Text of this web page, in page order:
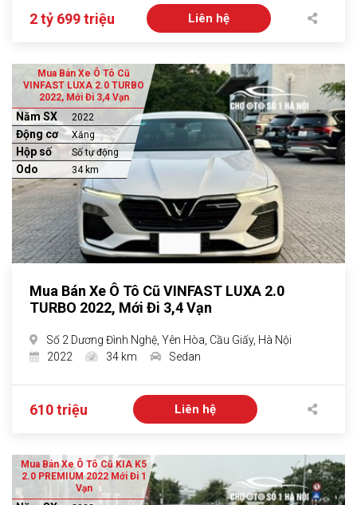
2 tỷ 699 triệu Liên hệ
Mua Bán Xe Ô Tô Cũ
VINFAST LUXA 2.0 TURBO
2022, Mới Đi 3,4 Vạn
Năm SX 2022
Động cơ Xăng
Hộp số Số tự động
Odo 34 km
Mua Bán Xe Ô Tô Cũ VINFAST LUXA 2.0
TURBO 2022, Mới Đi 3,4 Vạn
Số 2 Dương Đình Nghệ, Yên Hòa, Cầu Giấy, Hà Nội
2022
34 km Sedan
610 triệu Liên hệ
Mua Bán Xe Ô Tô Cũ KIA K5
2.0 PREMIUM 2022 Mới Đi 1
Vạn